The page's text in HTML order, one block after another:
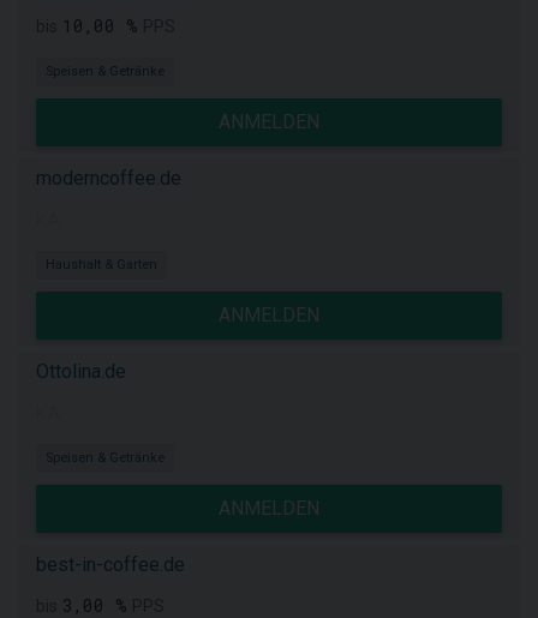
10,00 %
Speisen & Getränke
ANMELDEN
moderncoffee.de
Haushalt & Garten
ANMELDEN
Ottolina.de
Speisen & Getränke
ANMELDEN
best-in-coffee.de
3,00 %